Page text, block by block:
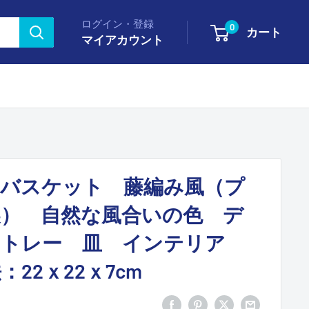
ログイン・登録
マイアカウント
0 カート
ケット 藤編み風（プ
） 自然な風合いの色 デ
レー 皿 インテリア
22ｘ22ｘ7cm